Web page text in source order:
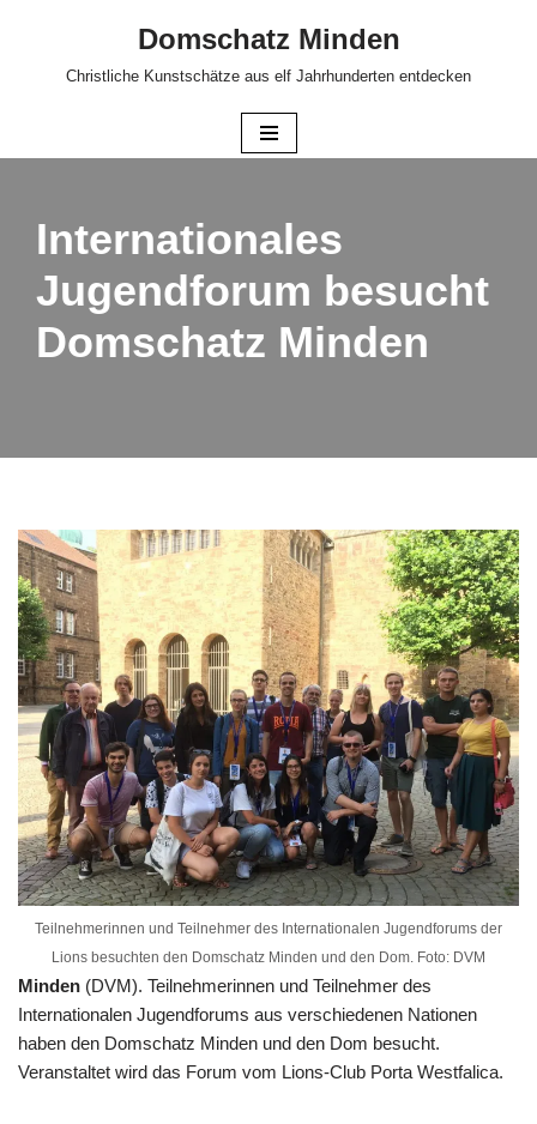
Domschatz Minden
Christliche Kunstschätze aus elf Jahrhunderten entdecken
Internationales
Jugendforum besucht
Domschatz Minden
Teilnehmerinnen und Teilnehmer des Internationalen Jugendforums der
Lions besuchten den Domschatz Minden und den Dom. Foto: DVM
Minden (DVM). Teilnehmerinnen und Teilnehmer des
Internationalen Jugendforums aus verschiedenen Nationen
haben den Domschatz Minden und den Dom besucht.
Veranstaltet wird das Forum vom Lions-Club Porta Westfalica.